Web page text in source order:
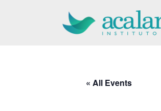
« All Events